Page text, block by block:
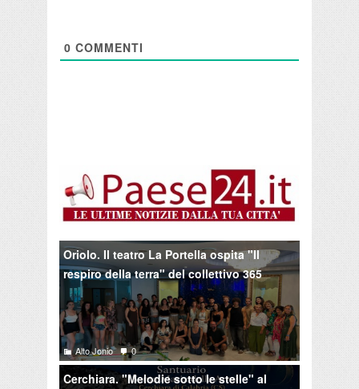
0 COMMENTI
Oriolo. Il teatro La Portella ospita "Il
respiro della terra" del collettivo 365
Alto Jonio 0
Cerchiara. "Melodie sotto le stelle" al